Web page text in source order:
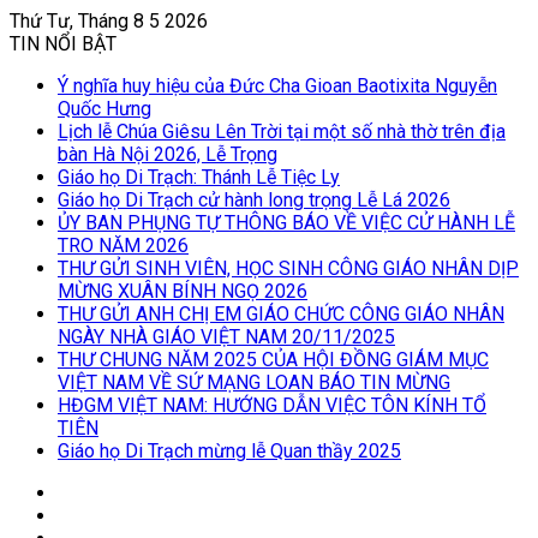
Thứ Tư, Tháng 8 5 2026
TIN NỔI BẬT
Ý nghĩa huy hiệu của Đức Cha Gioan Baotixita Nguyễn
Quốc Hưng
Lịch lễ Chúa Giêsu Lên Trời tại một số nhà thờ trên địa
bàn Hà Nội 2026, Lễ Trọng
Giáo họ Di Trạch: Thánh Lễ Tiệc Ly
Giáo họ Di Trạch cử hành long trọng Lễ Lá 2026
ỦY BAN PHỤNG TỰ THÔNG BÁO VỀ VIỆC CỬ HÀNH LỄ
TRO NĂM 2026
THƯ GỬI SINH VIÊN, HỌC SINH CÔNG GIÁO NHÂN DỊP
MỪNG XUÂN BÍNH NGỌ 2026
THƯ GỬI ANH CHỊ EM GIÁO CHỨC CÔNG GIÁO NHÂN
NGÀY NHÀ GIÁO VIỆT NAM 20/11/2025
THƯ CHUNG NĂM 2025 CỦA HỘI ĐỒNG GIÁM MỤC
VIỆT NAM VỀ SỨ MẠNG LOAN BÁO TIN MỪNG
HĐGM VIỆT NAM: HƯỚNG DẪN VIỆC TÔN KÍNH TỔ
TIÊN
Giáo họ Di Trạch mừng lễ Quan thầy 2025